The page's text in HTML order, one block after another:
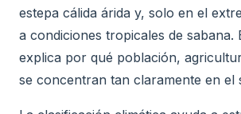
estepa cálida árida y, solo en el
a condiciones tropicales de sabana.
explica por qué población,
se concentran tan claramente en el